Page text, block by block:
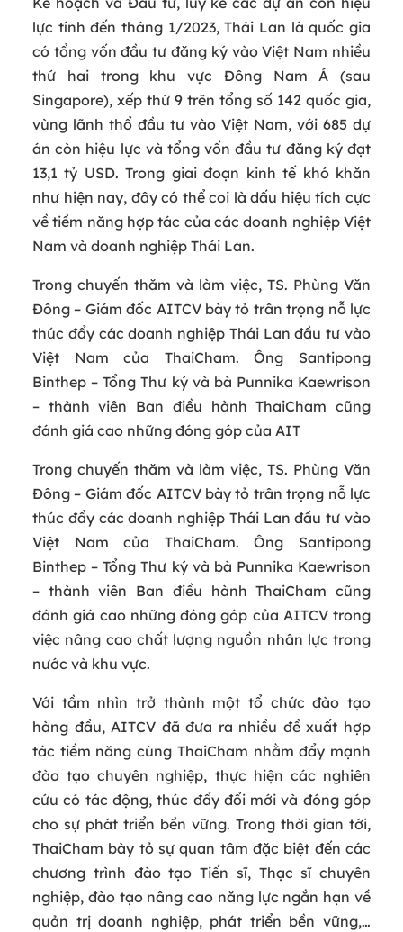
lực tính đến tháng 1/2023, Thái Lan là quốc gia
có tổng vốn đầu tư đăng ký vào Việt Nam nhiều
thứ hai trong khu vực Đông Nam Á (sau
Singapore), xếp thứ 9 trên tổng số 142 quốc gia,
vùng lãnh thổ đầu tư vào Việt Nam, với 685 dự
án còn hiệu lực và tổng vốn đầu tư đăng ký đạt
13,1 tỷ USD. Trong giai đoạn kinh tế khó khăn
như hiện nay, đây có thể coi là dấu hiệu tích cực
về tiềm năng hợp tác của các doanh nghiệp Việt
Nam và doanh nghiệp Thái Lan.
Trong chuyến thăm và làm việc, TS. Phùng Văn
Đông – Giám đốc AITCV bày tỏ trân trọng nỗ lực
thúc đẩy các doanh nghiệp Thái Lan đầu tư vào
Việt Nam của ThaiCham. Ông Santipong
Binthep – Tổng Thư ký và bà Punnika Kaewrison
– thành viên Ban điều hành ThaiCham cũng
đánh giá cao những đóng góp của AIT
Trong chuyến thăm và làm việc, TS. Phùng Văn
Đông – Giám đốc AITCV bày tỏ trân trọng nỗ lực
thúc đẩy các doanh nghiệp Thái Lan đầu tư vào
Việt Nam của ThaiCham. Ông Santipong
Binthep – Tổng Thư ký và bà Punnika Kaewrison
– thành viên Ban điều hành ThaiCham cũng
đánh giá cao những đóng góp của AITCV trong
việc nâng cao chất lượng nguồn nhân lực trong
nước và khu vực.
Với tầm nhìn trở thành một tổ chức đào tạo
hàng đầu, AITCV đã đưa ra nhiều đề xuất hợp
tác tiềm năng cùng ThaiCham nhằm đẩy mạnh
đào tạo chuyên nghiệp, thực hiện các nghiên
cứu có tác động, thúc đẩy đổi mới và đóng góp
cho sự phát triển bền vững. Trong thời gian tới,
ThaiCham bày tỏ sự quan tâm đặc biệt đến các
chương trình đào tạo Tiến sĩ, Thạc sĩ chuyên
nghiệp, đào tạo nâng cao năng lực ngắn hạn về
quản trị doanh nghiệp, phát triển bền vững,…